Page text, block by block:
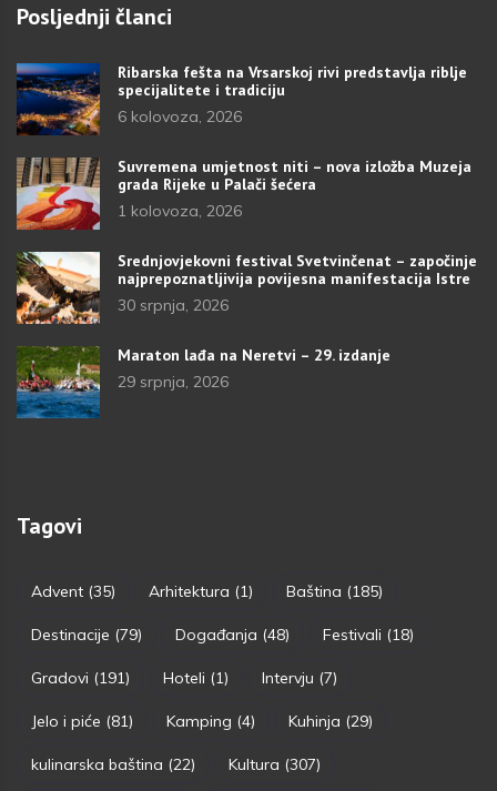
Posljednji članci
Ribarska fešta na Vrsarskoj rivi predstavlja riblje
specijalitete i tradiciju
6 kolovoza, 2026
Suvremena umjetnost niti – nova izložba Muzeja
grada Rijeke u Palači šećera
1 kolovoza, 2026
Srednjovjekovni festival Svetvinčenat – započinje
najprepoznatljivija povijesna manifestacija Istre
30 srpnja, 2026
Maraton lađa na Neretvi – 29. izdanje
29 srpnja, 2026
Tagovi
Advent (35) Arhitektura (1) Baština (185)
Destinacije (79) Događanja (48) Festivali (18)
Gradovi (191) Hoteli (1) Intervju (7)
Jelo i piće (81) Kamping (4) Kuhinja (29)
kulinarska baština (22) Kultura (307)